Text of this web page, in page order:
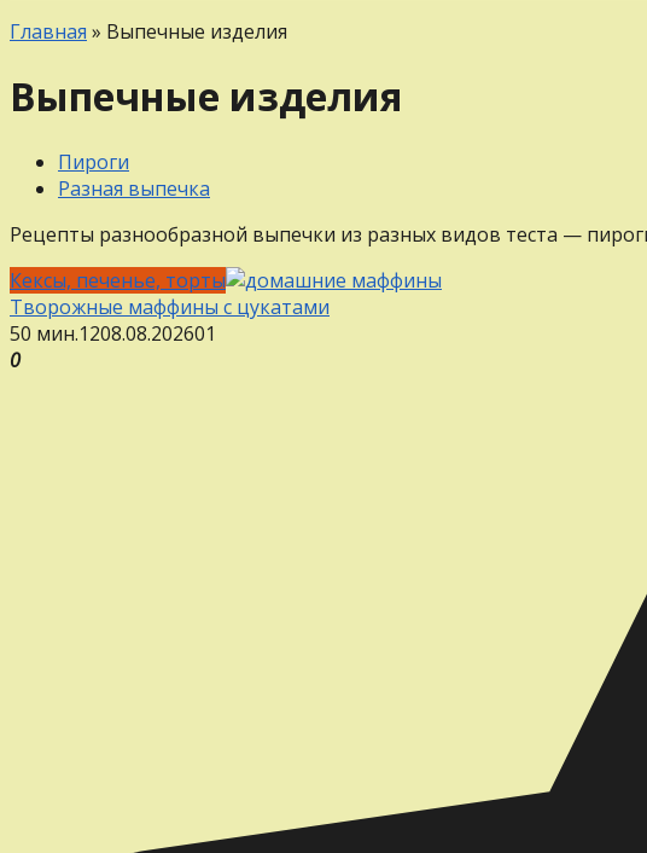
Главная » Выпечные изделия
Выпечные изделия
Пироги
Разная выпечка
Рецепты разнообразной выпечки из разных видов теста —
Кексы, печенье, торты
Творожные маффины с цукатами
50 мин.1208.08.202601
0